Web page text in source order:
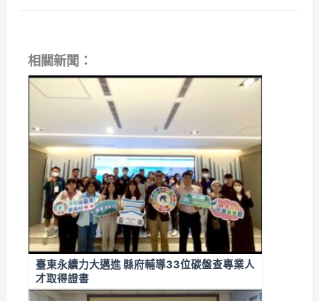
相關新聞：
臺東永續力大邁進 縣府輔導33位碳盤查專業人
才取得證書